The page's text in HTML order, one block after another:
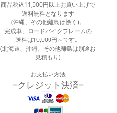
商品税込11,000円以上お買い上げで
送料無料となります
(沖縄、その他離島は除く)。
完成車、ロードバイクフレームの
送料は10,000円～です。
(北海道、沖縄、その他離島は別途お
見積もり)
お支払い方法
=クレジット決済=